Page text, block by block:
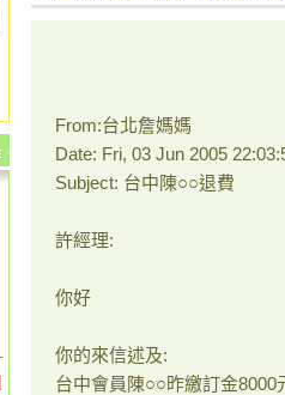
From:台北詹媽媽
Date: Fri, 03 Jun 2005
Subject: 台中陳○○退費
許經理:
你好
你的來信述及:
台中會員陳○○昨繳訂金8000